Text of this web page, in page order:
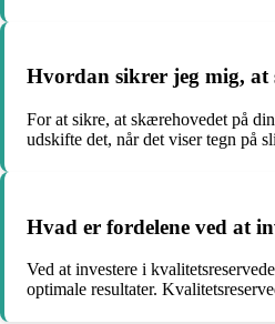
Hvordan sikrer jeg mig, at
For at sikre, at skærehovedet på
udskifte det, når det viser tegn på
Hvad er fordelene ved at
Ved at investere i
optimale resultater.